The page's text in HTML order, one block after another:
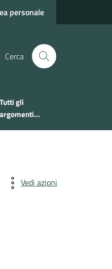
personale
Cerca
Tutti gli
argomenti...
Vedi azioni